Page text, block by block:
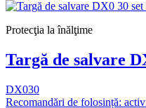
Protecţia la înălţime
Targă de salvare
DX030
Recomandări de folosință: